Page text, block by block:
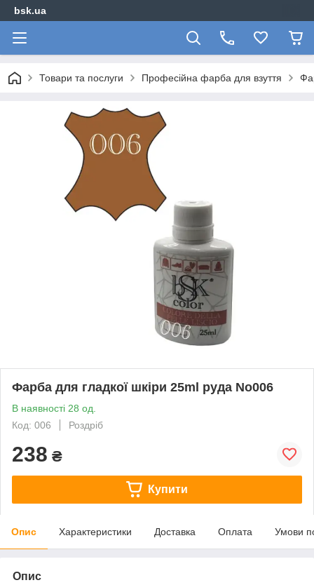
bsk.ua
Товари та послуги Професійна фарба для взуття
Фарба для гладкої шкіри 25ml руда No006
В наявності 28 од.
Код: 006
Роздріб
238 ₴
Купити
Опис Характеристики Доставка Оплата Умови
Опис